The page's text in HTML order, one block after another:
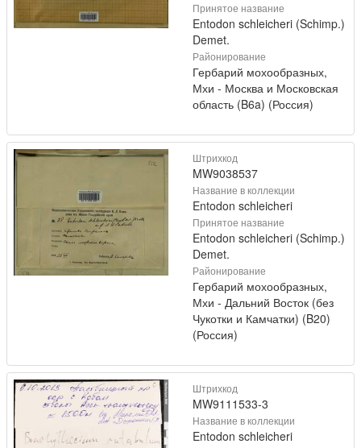
Принятое название
Entodon schleicheri (Schimp.)
Demet.
Районирование
Гербарий мохообразных,
Мхи - Москва и Московская
область (B6a) (Россия)
Штрихкод
MW9038537
Название в коллекции
Entodon schleicheri
Принятое название
Entodon schleicheri (Schimp.)
Demet.
Районирование
Гербарий мохообразных,
Мхи - Дальний Восток (без
Чукотки и Камчатки) (B20)
(Россия)
Штрихкод
MW9111533-3
Название в коллекции
Entodon schleicheri